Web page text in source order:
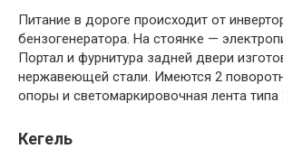
Питание в дороге происходит от
бензогенератора. На стоянке —
Портал и фурнитура задней двери
нержавеющей стали. Имеются 2
опоры и светомаркировочная лента типа
Кегель